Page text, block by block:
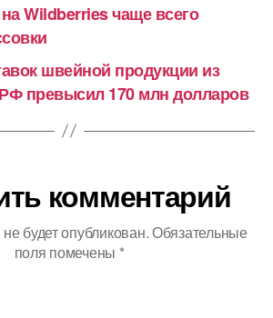
Wildberries чаще всего
швейной продукции из
превысил 170 млн долларов
комментарий
будет опубликован.Обязательные
поля помечены *